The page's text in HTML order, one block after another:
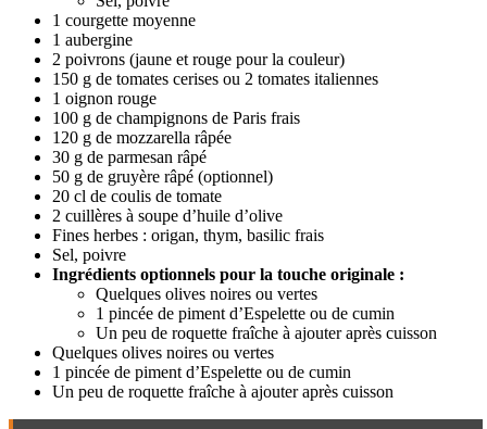
1 courgette moyenne
1 aubergine
2 poivrons (jaune et rouge pour la couleur)
150 g de tomates cerises ou 2 tomates italiennes
1 oignon rouge
100 g de champignons de Paris frais
120 g de mozzarella râpée
30 g de parmesan râpé
50 g de gruyère râpé (optionnel)
20 cl de coulis de tomate
2 cuillères à soupe d’huile d’olive
Fines herbes : origan, thym, basilic frais
Sel, poivre
Ingrédients optionnels pour la touche originale :
Quelques olives noires ou vertes
1 pincée de piment d’Espelette ou de cumin
Un peu de roquette fraîche à ajouter après cuisson
Quelques olives noires ou vertes
1 pincée de piment d’Espelette ou de cumin
Un peu de roquette fraîche à ajouter après cuisson